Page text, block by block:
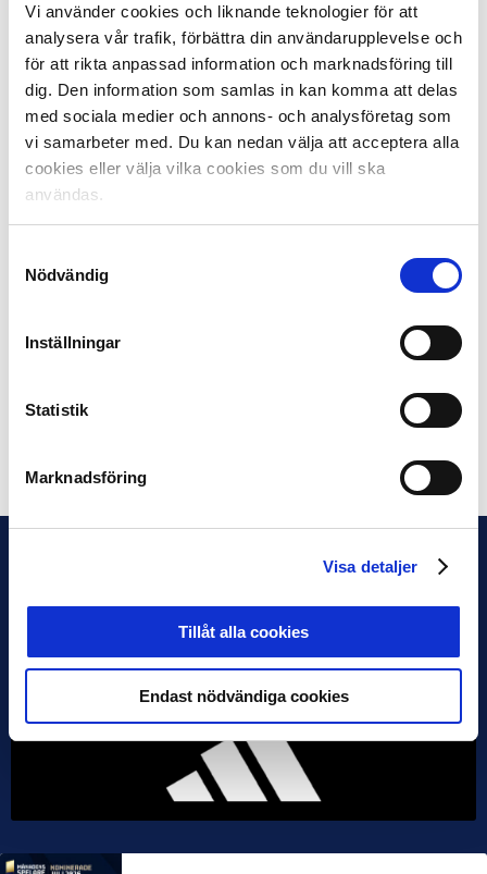
Vi använder cookies och liknande teknologier för att
analysera vår trafik, förbättra din användarupplevelse och
för att rikta anpassad information och marknadsföring till
dig. Den information som samlas in kan komma att delas
med sociala medier och annons- och analysföretag som
vi samarbeter med. Du kan nedan välja att acceptera alla
cookies eller välja vilka cookies som du vill ska
användas.
Nödvändig
Inställningar
Statistik
Marknadsföring
Visa detaljer
Tillåt alla cookies
Endast nödvändiga cookies
autografer i timmar.
Årets kort finns redan i handeln och även om Malmö
känner att intresset mättats något med åren som
kommer klubben ha en egen lansering längre fram i
höst.
– Det är en fantastisk varumärkesplacering. Du släpper
ditt varumärke i hela Europa och människor i andra
Till nästa år hoppas båda klubbarna att fler svenska lag
– Det är bara bra om fler klubbar tillkommer till nästa år,